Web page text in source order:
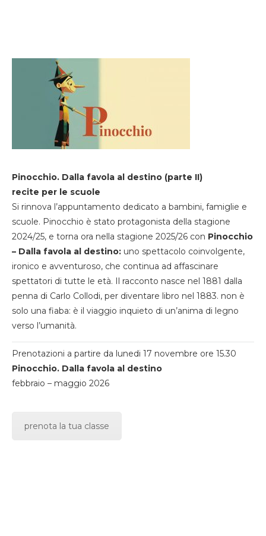
Pinocchio. Dalla favola al destino (parte II)
recite per le scuole
Si rinnova l’appuntamento dedicato a bambini, famiglie e
scuole. Pinocchio è stato protagonista della stagione
2024/25, e torna ora nella stagione 2025/26 con Pinocchio
– Dalla favola al destino: uno spettacolo coinvolgente,
ironico e avventuroso, che continua ad affascinare
spettatori di tutte le età. Il racconto nasce nel 1881 dalla
penna di Carlo Collodi, per diventare libro nel 1883. non è
solo una fiaba: è il viaggio inquieto di un’anima di legno
verso l’umanità.
Prenotazioni a partire da lunedi 17 novembre ore 15.30
Pinocchio. Dalla favola al destino
febbraio – maggio 2026
prenota la tua classe